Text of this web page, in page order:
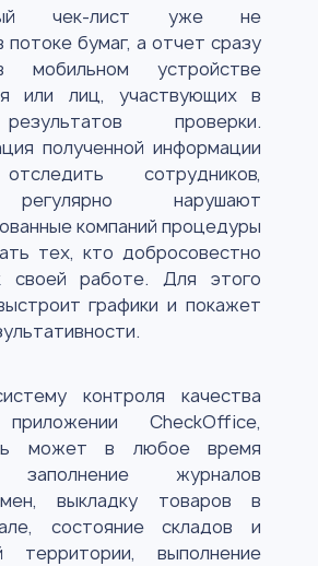
чек-лист уже не
потоке бумаг, а отчет сразу
мобильном устройстве
или лиц, участвующих в
проверки.
полученной информации
сотрудников,
нарушают
компаний процедуры
тех, кто добросовестно
своей работе. Для этого
графики и покажет
контроля качества
CheckOffice,
может в любое время
заполнение журналов
выкладку товаров в
состояние складов и
территории, выполнение